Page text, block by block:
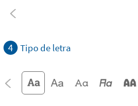
4 Tipo de letra